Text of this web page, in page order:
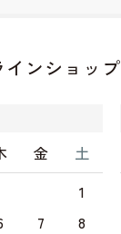
インショップ
金
土
1
7
8